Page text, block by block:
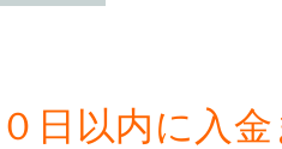
日以内に入